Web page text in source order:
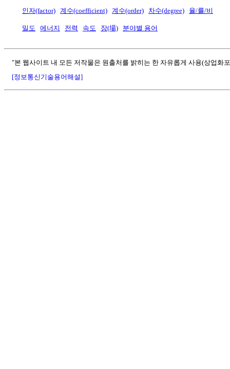
인자(factor) 계수(coefficient) 계수(order) 차수(degree) 율/률/비
밀도 에너지 전력 속도 장(場) 분야별 용어
"본 웹사이트 내 모든 저작물은 원출처를 밝히는 한 자유롭게 사용(상업화
[정보통신기술용어해설]